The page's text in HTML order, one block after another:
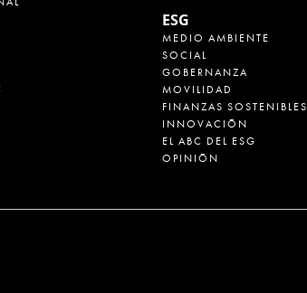
ESG
MEDIO AMBIENTE
SOCIAL
GOBERNANZA
MOVILIDAD
FINANZAS SOSTENIBLES
INNOVACIÓN
EL ABC DEL ESG
OPINIÓN